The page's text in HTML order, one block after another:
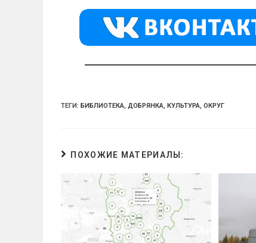
kl
a
ss
ni
a
m
A
p
p
ТЕГИ: БИБЛИОТЕКА, ДОБРЯНКА, КУЛЬТУРА, ОКРУГ
ПОХОЖИЕ МАТЕРИАЛЫ: